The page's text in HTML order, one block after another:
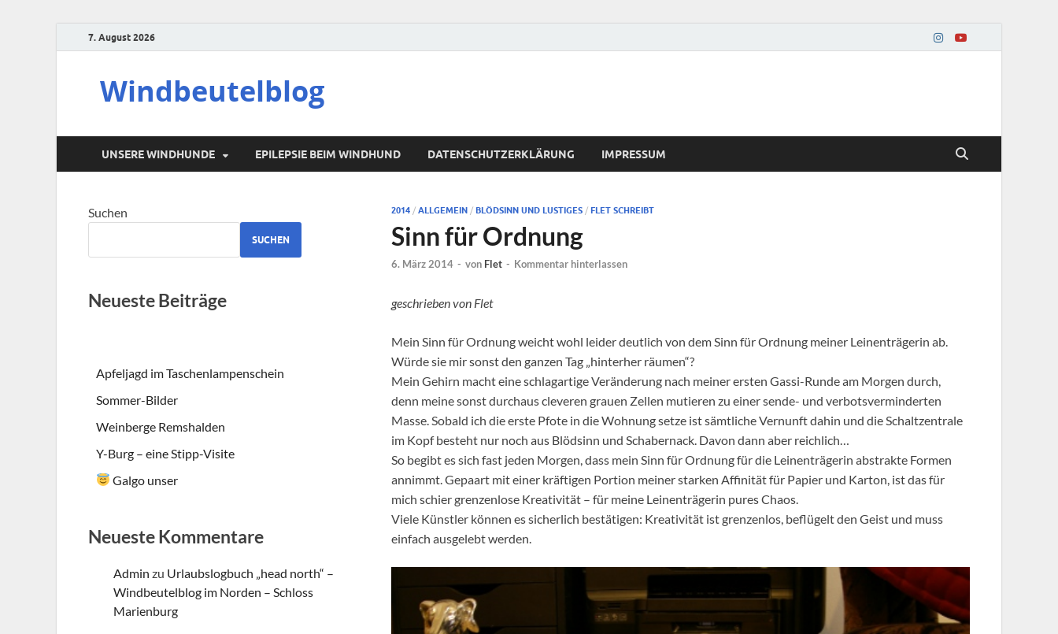
7. August 2026
Windbeutelblog
UNSERE WINDHUNDE EPILEPSIE BEIM WINDHUND DATENSCHUTZERKLÄRUNG IMPRESSUM
2014 / ALLGEMEIN / BLÖDSINN UND LUSTIGES / FLET SCHREIBT
Sinn für Ordnung
6. März 2014 - von Flet - Kommentar hinterlassen
geschrieben von Flet
Mein Sinn für Ordnung weicht wohl leider deutlich von dem Sinn für Ordnung meiner Leinenträgerin ab.
Würde sie mir sonst den ganzen Tag „hinterher räumen“?
Mein Gehirn macht eine schlagartige Veränderung nach meiner ersten Gassi-Runde am Morgen durch,
denn meine sonst durchaus cleveren grauen Zellen mutieren zu einer sende- und verbotsverminderten
Masse. Sobald ich die erste Pfote in die Wohnung setze ist sämtliche Vernunft dahin und die Schaltzentrale
im Kopf besteht nur noch aus Blödsinn und Schabernack. Davon dann aber reichlich…
So begibt es sich fast jeden Morgen, dass mein Sinn für Ordnung für die Leinenträgerin abstrakte Formen
annimmt. Gepaart mit einer kräftigen Portion meiner starken Affinität für Papier und Karton, ist das für
mich schier grenzenlose Kreativität – für meine Leinenträgerin pures Chaos.
Viele Künstler können es sicherlich bestätigen: Kreativität ist grenzenlos, beflügelt den Geist und muss
einfach ausgelebt werden.
Suchen
SUCHEN
Neueste Beiträge
Apfeljagd im Taschenlampenschein
Sommer-Bilder
Weinberge Remshalden
Y-Burg – eine Stipp-Visite
Galgo unser
Neueste Kommentare
Admin zu Urlaubslogbuch „head north“ –
Windbeutelblog im Norden – Schloss
Marienburg